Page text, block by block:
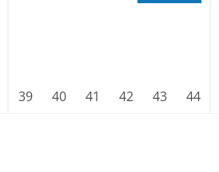
44 45 46 47 48
39 40 41 42 43 44